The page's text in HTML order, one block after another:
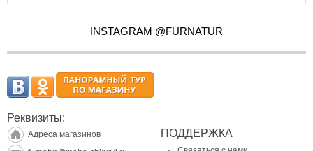
INSTAGRAM @FURNATUR
Реквизиты:
Адреса магазинов
ПОДДЕРЖКА